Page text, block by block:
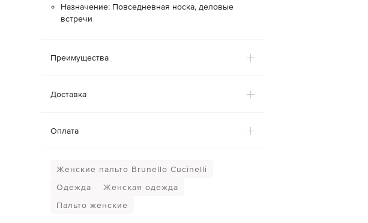
Назначение: Повседневная носка, деловые
встречи
Преимущества
Доставка
Оплата
Женские пальто Brunello Cucinelli
Одежда
Женская одежда
Пальто женские